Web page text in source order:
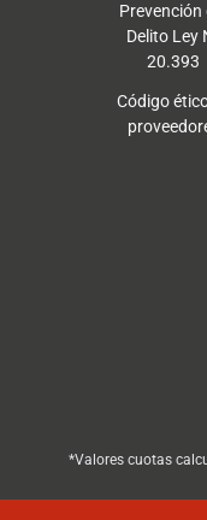
Prevención
Delito Ley
20.393
Código
*Valores cuotas